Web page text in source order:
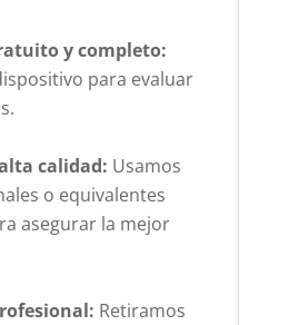
y completo:
para evaluar
calidad: Usamos
o equivalentes
asegurar la mejor
Retiramos